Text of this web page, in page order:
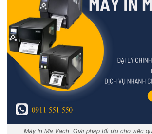
Máy In Mã Vạch: Giải pháp tối ưu cho việc